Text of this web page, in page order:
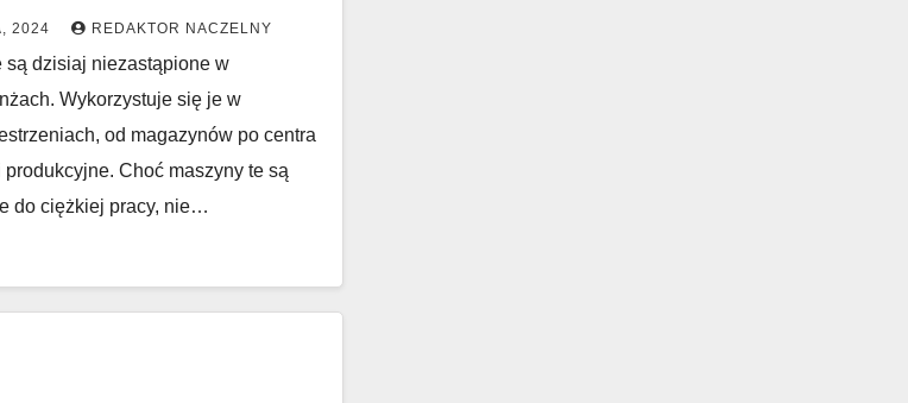
2024 REDAKTOR NACZELNY
są dzisiaj niezastąpione w
Wykorzystuje się je w
od magazynów po centra
Choć maszyny te są
do ciężkiej pracy, nie…